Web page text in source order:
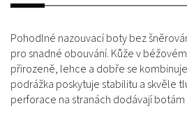
Pohodlné nazouvací boty bez
pro snadné obouvání. Kůže v
přirozeně, lehce a dobře se
podrážka poskytuje stabilitu a skvěle
perforace na stranách dodávají botám